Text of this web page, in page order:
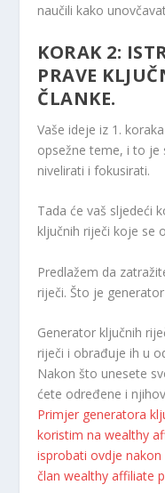
naučili kako
KORAK 2:
PRAVE
ČLANKE.
Vaše ideje iz 1.
opsežne teme, i to je
nivelirati i fokusirati.
Tada će vaš sljedeći
ključnih riječi koje se
Predlažem da
riječi. Što je
Generator ključnih
riječi i obrađuje ih u
Nakon što unesete
ćete određene i
Primjer generatora
koristim na wealthy
isprobati ovdje
član wealthy affiliate